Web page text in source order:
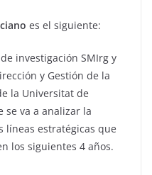
es el siguiente:
investigación SMIrg y
y Gestión de la
la Universitat de
se va a analizar la
líneas estratégicas que
los siguientes 4 años.